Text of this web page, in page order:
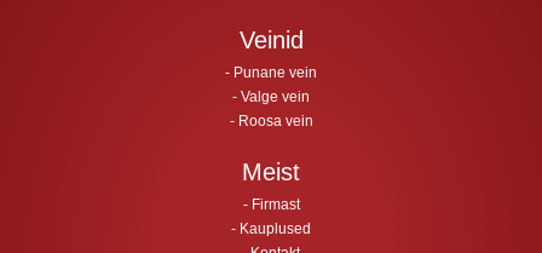
Veinid
Punane vein
Valge vein
Roosa vein
Meist
Firmast
Kauplused